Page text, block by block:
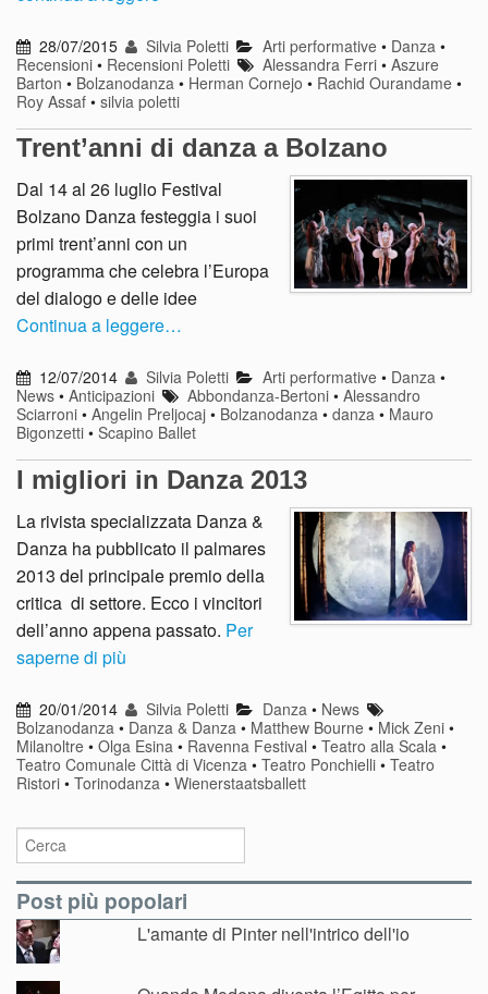
28/07/2015 Silvia Poletti Arti performative• Danza •
Recensioni • Recensioni Poletti Alessandra Ferri •Aszure
Barton • Bolzanodanza • Herman Cornejo • Rachid Ourandame •
Roy Assaf • silvia poletti
Trent’anni di danza a Bolzano
Dal 14 al 26 luglio Festival
Bolzano Danza festeggia i suoi
primi trent’anni con un
programma che celebra l’Europa
del dialogo e delle idee
Continua a leggere…
12/07/2014 Silvia Poletti Arti performative• Danza•
News • Anticipazioni Abbondanza-Bertoni •Alessandro
Sciarroni • Angelin Preljocaj • Bolzanodanza • danza • Mauro
Bigonzetti • Scapino Ballet
I migliori in Danza 2013
La rivista specializzata Danza &
Danza ha pubblicato il palmares
2013 del principale premio della
critica di settore. Ecco i vincitori
dell’anno appena passato. Per
saperne di più
20/01/2014 Silvia Poletti Danza• News
Bolzanodanza • Danza & Danza • Matthew Bourne • Mick Zeni •
Milanoltre • Olga Esina • Ravenna Festival • Teatro alla Scala •
Teatro Comunale Città di Vicenza • Teatro Ponchielli • Teatro
Ristori • Torinodanza • Wienerstaatsballett
Post più popolari
L'amante di Pinter nell'intrico dell'io